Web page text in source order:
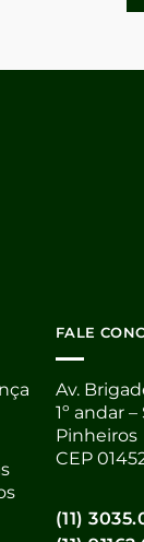
FALE
Av.
1º andar
Pinheiros
CEP
(11)